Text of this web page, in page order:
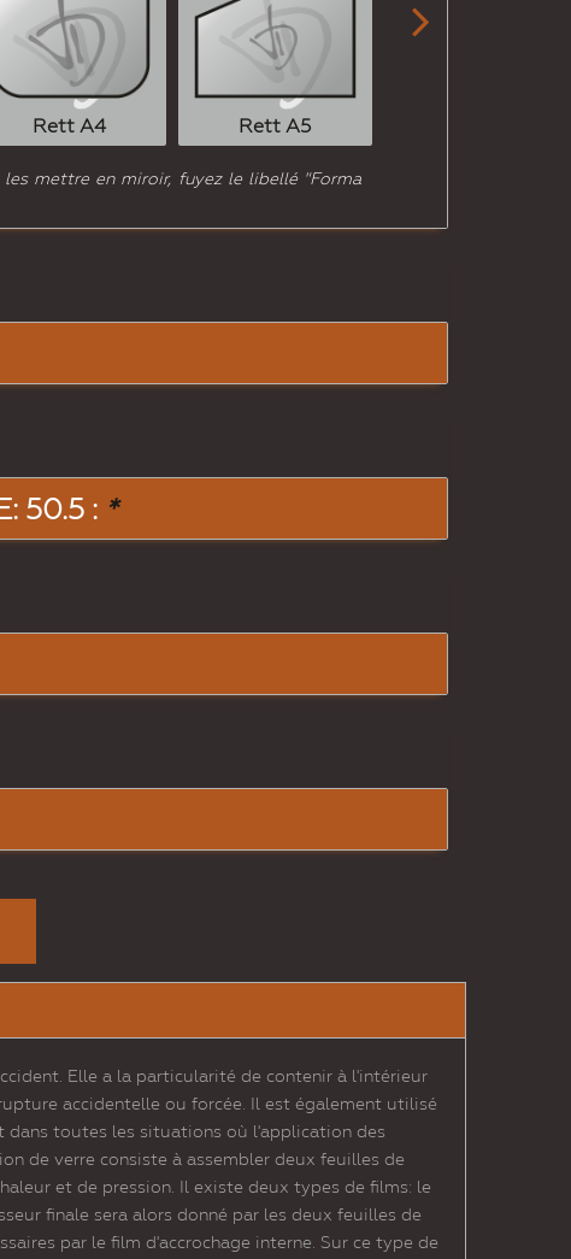
Rett A4 Rett A5

mettre en miroir, fuyez le libellé "Forma
50.5 : *
Elle a la particularité de contenir à l'intérieur
accidentelle ou forcée. Il est également utilisé
dans toutes les situations où l'application des
de verre consiste à assembler deux feuilles de
et de pression. Il existe deux types de films: le
finale sera alors donné par les deux feuilles de
par le film d'accrochage interne. Sur ce type de